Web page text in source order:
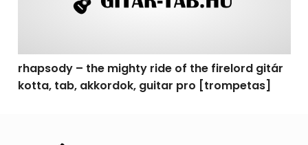
rhapsody – the mighty ride of the firelord gitár
kotta, tab, akkordok, guitar pro [trompetas]